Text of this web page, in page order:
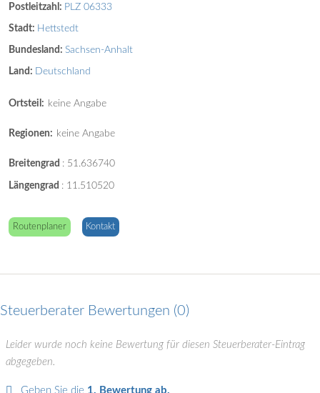
Postleitzahl: PLZ 06333
Stadt: Hettstedt
Bundesland: Sachsen-Anhalt
Land: Deutschland
Ortsteil: keine Angabe
Regionen: keine Angabe
Breitengrad : 51.636740
Längengrad : 11.510520
Routenplaner Kontakt
Steuerberater Bewertungen 0
Leider wurde noch keine Bewertung für diesen Steuerberater-Eintrag
abgegeben.
Geben Sie die 1. Bewertung ab.